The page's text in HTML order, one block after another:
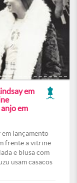
em
em
lançamento
frente a vitrine
e blusa com
usam casacos